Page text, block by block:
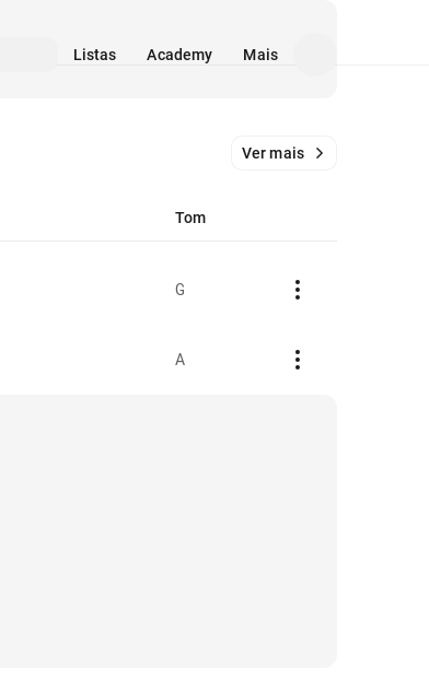
Listas Academy Mais
Ver mais
Tom
G
A